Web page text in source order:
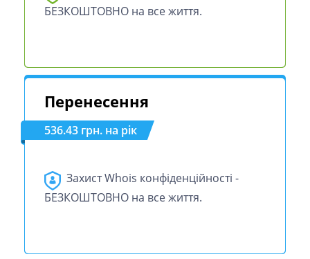
БЕЗКОШТОВНО на все життя.
Перенесення
536.43 грн. на рік
Захист Whois конфіденційності -
БЕЗКОШТОВНО на все життя.